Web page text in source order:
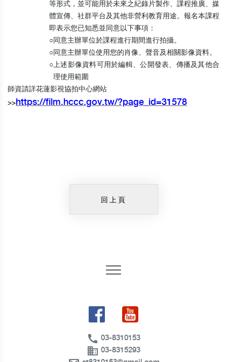
等形式，並可能用於未來之紀錄片製作、課程推廣、媒
體宣傳、社群平台及其他非營利教育用途。報名本課程
即表示您已知悉並同意以下事項：
○
○
○
同意主辦單位於課程進行期間進行拍攝。
同意主辦單位使用您的肖像、聲音及相關影像資料。
上述影像資料可用於編輯、公開發表、傳播及其他合
理使用範圍
師資請詳花蓮影視協拍中心網站
>> https://film.hccc.gov.tw/?page_id=31578
回上頁
call 03-8310153
business 03-8315293